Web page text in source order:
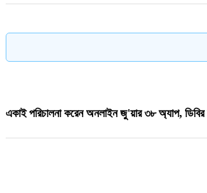
একাই পরিচালনা করেন অনলাইন জু'য়ার ৩৮ অ্যাপ, ডিবির